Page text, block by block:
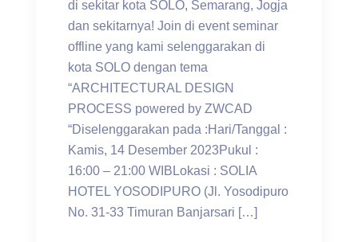
di sekitar kota SOLO, Semarang, Jogja
dan sekitarnya! Join di event seminar
offline yang kami selenggarakan di
kota SOLO dengan tema
“ARCHITECTURAL DESIGN
PROCESS powered by ZWCAD
“Diselenggarakan pada :Hari/Tanggal :
Kamis, 14 Desember 2023Pukul :
16:00 – 21:00 WIBLokasi : SOLIA
HOTEL YOSODIPURO (Jl. Yosodipuro
No. 31-33 Timuran Banjarsari […]